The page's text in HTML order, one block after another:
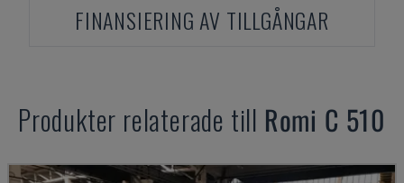
FINANSIERING AV TILLGÅNGAR
Produkter relaterade till Romi C 510